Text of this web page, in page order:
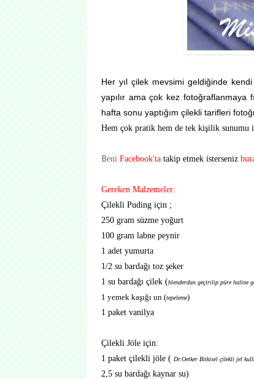
Her yıl çilek mevsimi geldiğinde
yapılır ama çok kez
hafta sonu yaptığım çilekli tarifleri
Hem çok pratik hem de tek kişilik sunumu
Beni Facebook'ta takip etmek isterseniz
Gereken Malzemeler:
Çilekli Puding için ;
250 gram süzme yoğurt
100 gram labne peynir
1 adet yumurta
1/2 su bardağı toz şeker
1 su bardağı çilek (blenderdan geçirilip püre haline
1 yemek kaşığı un (tepeleme)
1 paket vanilya
Çilekli Jöle için:
1 paket çilekli jöle ( Dr.Oetker Bitkisel çilekli jel
2,5 su bardağı kaynar su)